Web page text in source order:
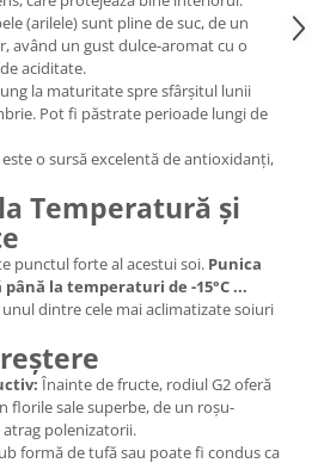
(arilele) sunt pline de suc, de un
având un gust dulce-aromat cu o
aciditate.
la maturitate spre sfârșitul lunii
Pot fi păstrate perioade lungi de
este o sursă excelentă de antioxidanți,
Temperatură și
punctul forte al acestui soi. Punica
la temperaturi de -15°C ...
dintre cele mai aclimatizate soiuri
Înainte de fructe, rodiul G2 oferă
florile sale superbe, de un roșu-
polenizatorii.
formă de tufă sau poate fi condus ca